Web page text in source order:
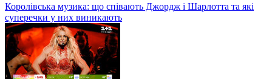
Королівська музика: що співають Джордж і Шарлотта та які
суперечки у них виникають